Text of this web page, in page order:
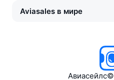
Aviasales в мире
Авиасейлс©